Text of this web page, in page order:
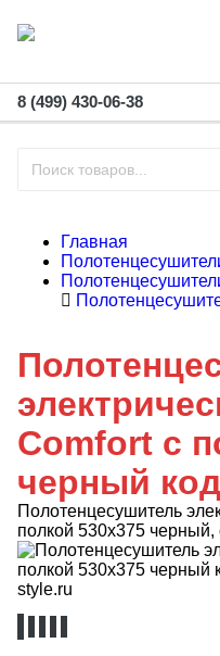
8 (499) 430-06-38
Главная
Comfort с
черный
Полотенцесушитель
полкой 530x375 черный,